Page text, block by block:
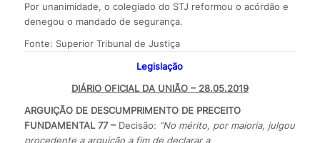
Por unanimidade, o colegiado do STJ reformou o acórdão e
denegou o mandado de segurança.
Fonte: Superior Tribunal de Justiça
Legislação
DIÁRIO OFICIAL DA UNIÃO – 28.05.2019
ARGUIÇÃO DE DESCUMPRIMENTO DE PRECEITO
FUNDAMENTAL 77 – Decisão: “No mérito, por maioria, julgou
procedente a arguição a fim de declarar a